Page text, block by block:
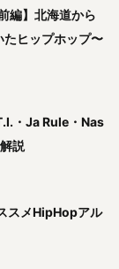
編】北海道から
ヒップホップ〜
・Ja Rule・Nas
説
スメHipHopアル